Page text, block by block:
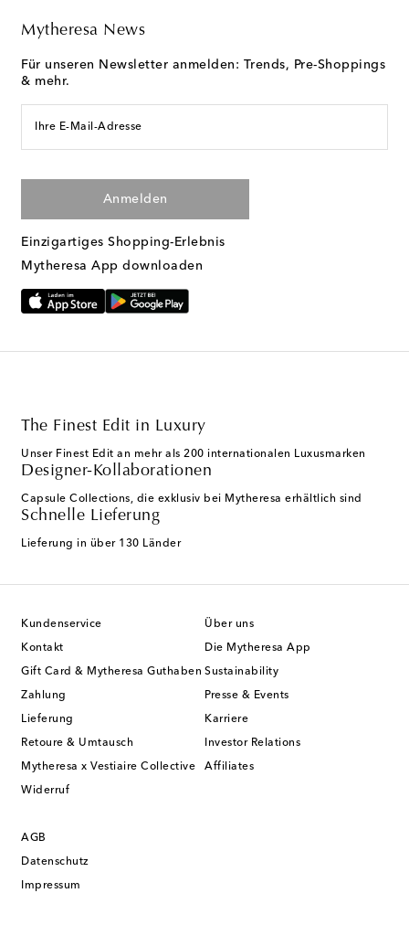
Mytheresa News
Für unseren Newsletter anmelden: Trends, Pre-Shoppings
& mehr.
Ihre E-Mail-Adresse
Anmelden
Einzigartiges Shopping-Erlebnis
Mytheresa App downloaden
The Finest Edit in Luxury
Unser Finest Edit an mehr als 200 internationalen Luxusmarken
Designer-Kollaborationen
Capsule Collections, die exklusiv bei Mytheresa erhältlich sind
Schnelle Lieferung
Lieferung in über 130 Länder
Kundenservice
Kontakt
Gift Card & Mytheresa Guthaben
Zahlung
Lieferung
Retoure & Umtausch
Mytheresa x Vestiaire Collective
Widerruf
Über uns
Die Mytheresa App
Sustainability
Presse & Events
Karriere
Investor Relations
Affiliates
AGB
Datenschutz
Impressum